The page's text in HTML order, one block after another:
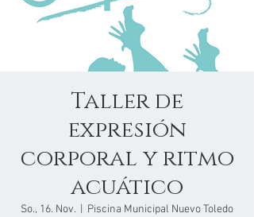
Taller de
expresión
corporal y ritmo
acuático
So., 16. Nov. Piscina Municipal Nuevo Toledo